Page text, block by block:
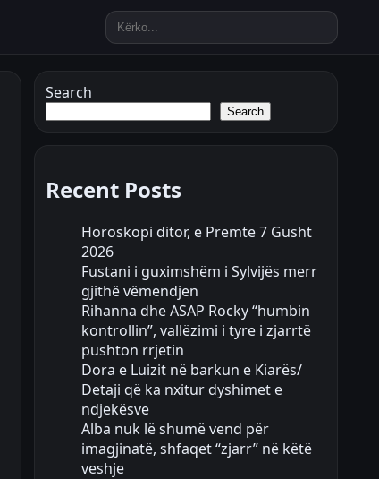
Search
Search
Recent Posts
Horoskopi ditor, e Premte 7 Gusht
2026
Fustani i guximshëm i Sylvijës merr
gjithë vëmendjen
Rihanna dhe ASAP Rocky “humbin
kontrollin”, vallëzimi i tyre i zjarrtë
pushton rrjetin
Dora e Luizit në barkun e Kiarës/
Detaji që ka nxitur dyshimet e
ndjekësve
Alba nuk lë shumë vend për
imagjinatë, shfaqet “zjarr” në këtë
veshje